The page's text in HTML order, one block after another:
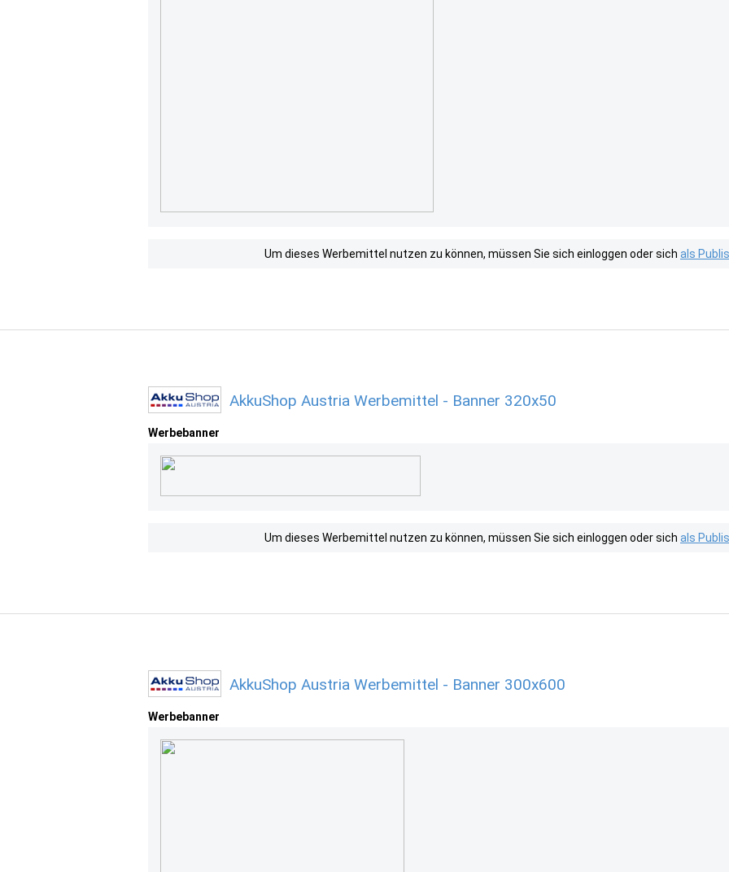
Um dieses Werbemittel nutzen zu können, müssen Sie sich einloggen oder sich als
AkkuShop Austria Werbemittel - Banner 320x50
Werbebanner
Um dieses Werbemittel nutzen zu können, müssen Sie sich einloggen oder sich als
AkkuShop Austria Werbemittel - Banner 300x600
Werbebanner